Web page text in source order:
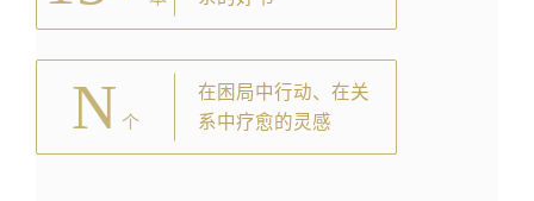
N 个
在困局中行动、在关
系中疗愈的灵感